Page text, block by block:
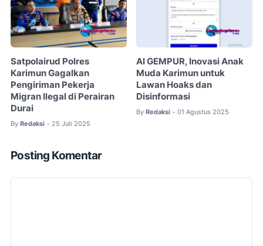
Satpolairud Polres
Karimun Gagalkan
Pengiriman Pekerja
Migran Ilegal di Perairan
Durai
By Redaksi • 25 Juli 2025
AI GEMPUR, Inovasi Anak
Muda Karimun untuk
Lawan Hoaks dan
Disinformasi
By Redaksi • 01 Agustus 2025
Posting Komentar